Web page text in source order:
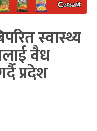
स्वास्थ्य
वैध
प्रदेश